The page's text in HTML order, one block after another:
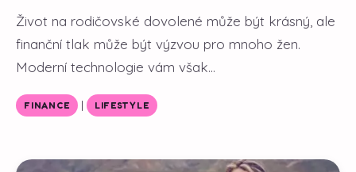
Život na rodičovské dovolené může být krásný, ale
finanční tlak může být výzvou pro mnoho žen.
Moderní technologie vám však...
FINANCE | LIFESTYLE